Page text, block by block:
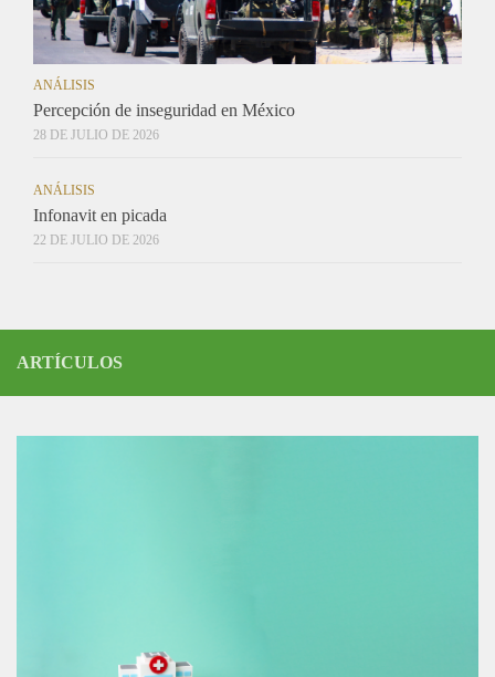
ANÁLISIS
Percepción de inseguridad en México
28 DE JULIO DE 2026
ANÁLISIS
Infonavit en picada
22 DE JULIO DE 2026
ARTÍCULOS